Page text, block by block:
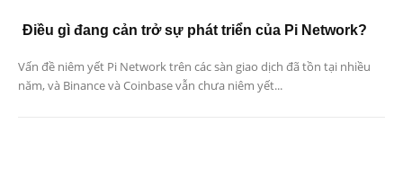
Điều gì đang cản trở sự phát triển của Pi Network?
Vấn đề niêm yết Pi Network trên các sàn giao dịch đã tồn tại nhiều
năm, và Binance và Coinbase vẫn chưa niêm yết...